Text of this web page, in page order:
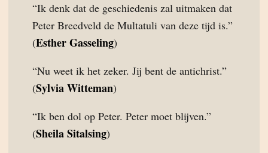
“Ik denk dat de geschiedenis zal uitmaken dat
Peter Breedveld de Multatuli van deze tijd is.”
(Esther Gasseling)
“Nu weet ik het zeker. Jij bent de antichrist.”
(Sylvia Witteman)
“Ik ben dol op Peter. Peter moet blijven.”
(Sheila Sitalsing)